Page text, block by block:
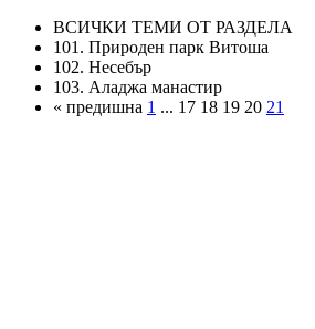
ВСИЧКИ ТЕМИ ОТ РАЗДЕЛА
101. Природен парк Витоша
102. Несебър
103. Аладжа манастир
« предишна 1 ... 17 18 19 20 21